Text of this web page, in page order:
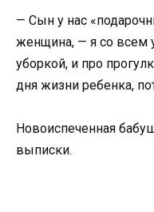
— Сын у нас
женщина, — я со всем
уборкой, и про
дня жизни ребенка,
Новоиспеченная
выписки.